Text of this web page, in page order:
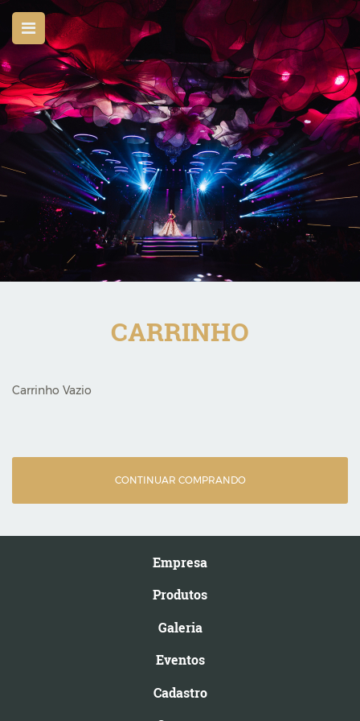
CARRINHO
Carrinho Vazio
CONTINUAR COMPRANDO
Empresa
Produtos
Galeria
Eventos
Cadastro